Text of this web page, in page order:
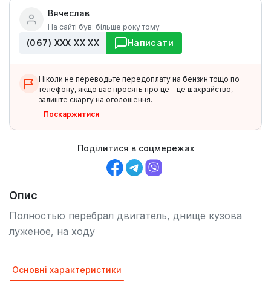
Вячеслав
На сайті був: більше року тому
(067) ХХХ ХХ ХХ Написати
Ніколи не переводьте передоплату на бензин тощо по
телефону, якщо вас просять про це – це шахрайство,
залиште скаргу на оголошення.
Поскаржитися
Поділитися в соцмережах
Опис
Полностью перебрал двигатель, днище кузова
луженое, на ходу
Основні характеристики